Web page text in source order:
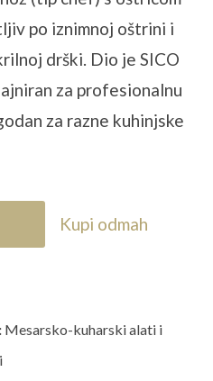
po iznimnoj oštrini i
drški. Dio je SICO
za profesionalnu
za razne kuhinjske
Kupi odmah
Mesarsko-kuharski alati i